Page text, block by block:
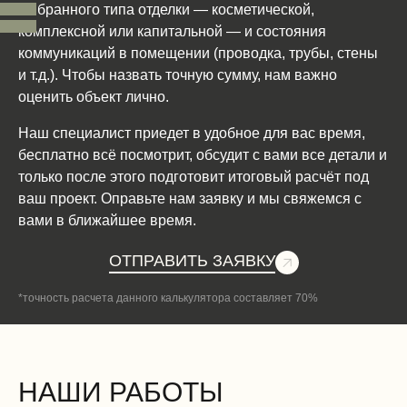
выбранного типа отделки — косметической,
комплексной или капитальной — и состояния
коммуникаций в помещении (проводка, трубы, стены
и т.д.). Чтобы назвать точную сумму, нам важно
оценить объект лично.
Наш специалист приедет в удобное для вас время,
бесплатно всё посмотрит, обсудит с вами все детали и
только после этого подготовит итоговый расчёт под
ваш проект. Оправьте нам заявку и мы свяжемся с
вами в ближайшее время.
ОТПРАВИТЬ ЗАЯВКУ
*точность расчета данного калькулятора составляет 70%
НАШИ РАБОТЫ